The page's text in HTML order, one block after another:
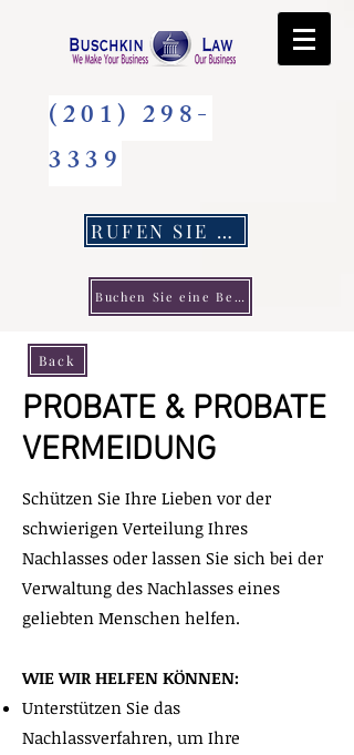
(201) 298-
3339
RUFEN SIE UNS AN
Buchen Sie eine Beratung
Back
PROBATE & PROBATE
VERMEIDUNG
Schützen Sie Ihre Lieben vor der
schwierigen Verteilung Ihres
Nachlasses oder lassen Sie sich bei der
Verwaltung des Nachlasses eines
geliebten Menschen helfen.
WIE WIR HELFEN KÖNNEN:
Unterstützen Sie das
Nachlassverfahren, um Ihre